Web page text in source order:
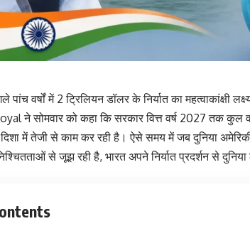
पांच वर्षों में 2 ट्रिलियन डॉलर के निर्यात का महत्वाकांक्षी
ने सोमवार को कहा कि सरकार वित्त वर्ष 2027 तक कुल
में तेजी से काम कर रही है। ऐसे समय में जब दुनिया
से जूझ रही है, भारत अपने निर्यात प्रदर्शन से दुनिया